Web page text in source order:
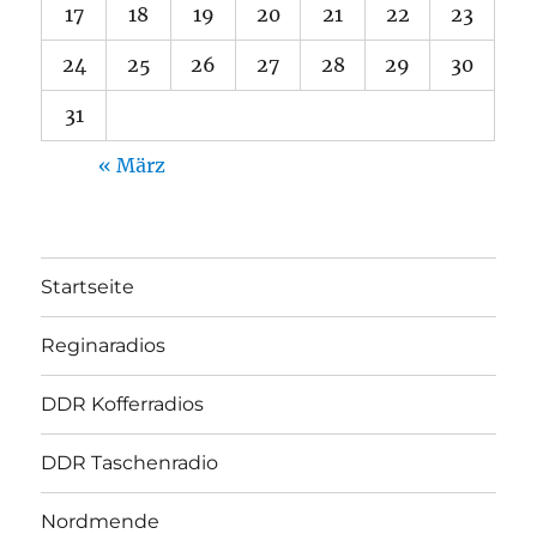
17 18 19 20 21 22 23
24 25 26 27 28 29 30
31
« März
Startseite
Reginaradios
DDR Kofferradios
DDR Taschenradio
Nordmende